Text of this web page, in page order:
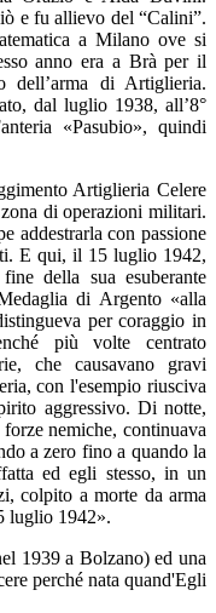
e fu allievo del “Calini”.
a Milano ove si
anno era a Brà per il
dell’arma di Artiglieria.
dal luglio 1938, all’8°
«Pasubio», quindi
Artiglieria Celere
di operazioni militari.
addestrarla con passione
E qui, il 15 luglio 1942,
della sua esuberante
di Argento «alla
per coraggio in
più volte centrato
che causavano gravi
con l'esempio riusciva
aggressivo. Di notte,
nemiche, continuava
a zero fino a quando la
ed egli stesso, in un
colpito a morte da arma
luglio 1942».
1939 a Bolzano) ed una
perché nata quand'Egli